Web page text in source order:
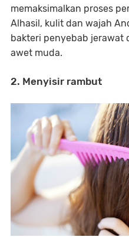
memaksimalkan proses
Alhasil, kulit dan wajah
bakteri penyebab jerawat
awet muda.
2. Menyisir rambut